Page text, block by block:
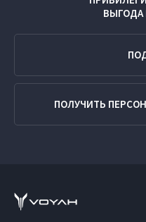
ВЫГОДА
ПОЛУЧИТЬ